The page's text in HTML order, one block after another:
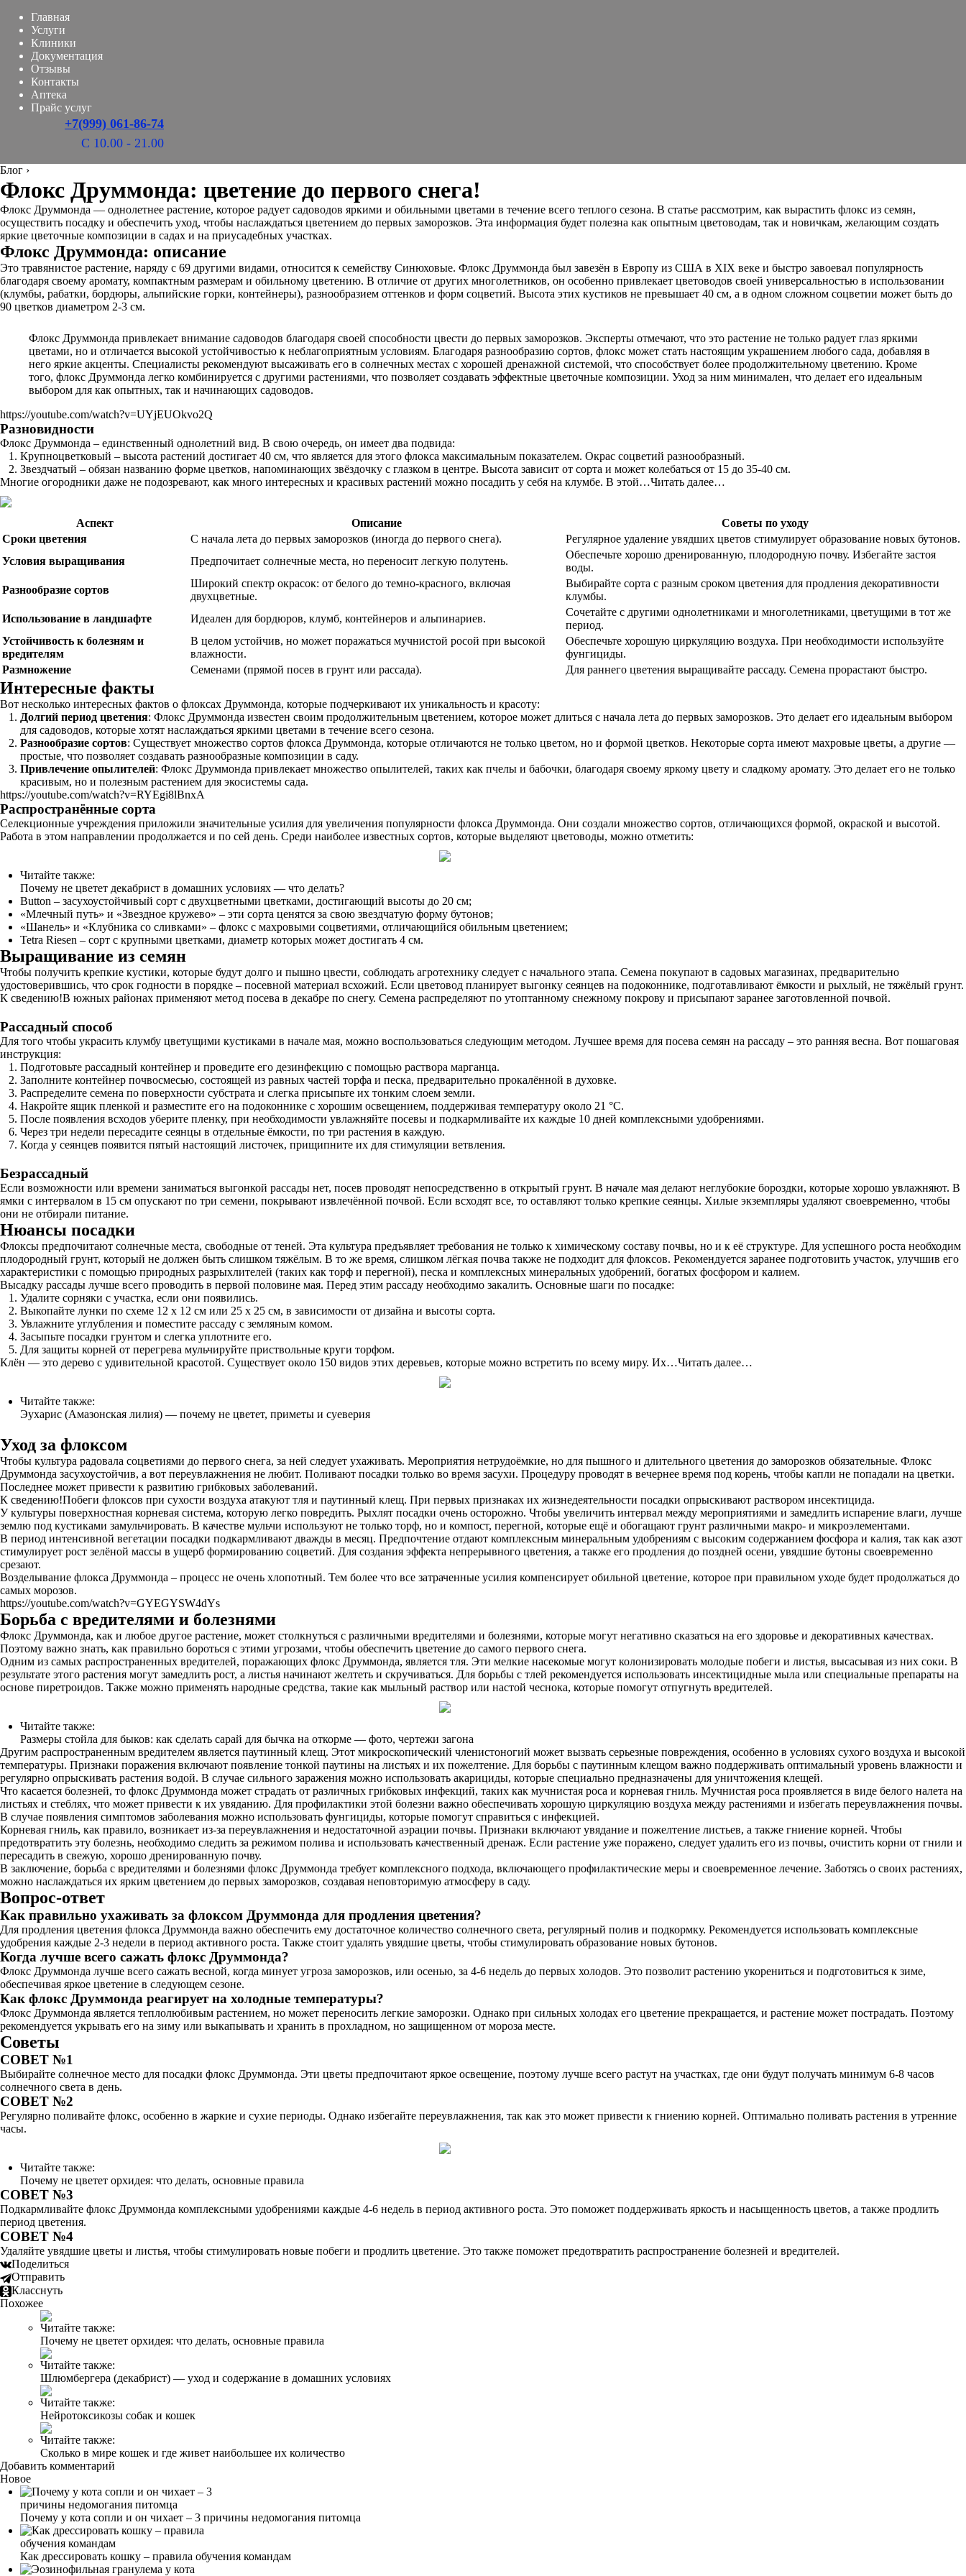
Главная
Услуги
Клиники
Документация
Отзывы
Контакты
Аптека
Прайс услуг
+7(999) 061-86-74
С 10.00 - 21.00
Блог ›
Флокс Друммонда: цветение до первого снега!
Флокс Друммонда — однолетнее растение, которое радует садоводов яркими и обильными цветами в течение всего теплого сезона. В статье рассмотрим, как вырастить флокс из семян,
осуществить посадку и обеспечить уход, чтобы наслаждаться цветением до первых заморозков. Эта информация будет полезна как опытным цветоводам, так и новичкам, желающим создать
яркие цветочные композиции в садах и на приусадебных участках.
Флокс Друммонда: описание
Это травянистое растение, наряду с 69 другими видами, относится к семейству Синюховые. Флокс Друммонда был завезён в Европу из США в XIX веке и быстро завоевал популярность
благодаря своему аромату, компактным размерам и обильному цветению. В отличие от других многолетников, он особенно привлекает цветоводов своей универсальностью в использовании
(клумбы, рабатки, бордюры, альпийские горки, контейнеры), разнообразием оттенков и форм соцветий. Высота этих кустиков не превышает 40 см, а в одном сложном соцветии может быть до
90 цветков диаметром 2-3 см.
Флокс Друммонда привлекает внимание садоводов благодаря своей способности цвести до первых заморозков. Эксперты отмечают, что это растение не только радует глаз яркими
цветами, но и отличается высокой устойчивостью к неблагоприятным условиям. Благодаря разнообразию сортов, флокс может стать настоящим украшением любого сада, добавляя в
него яркие акценты. Специалисты рекомендуют высаживать его в солнечных местах с хорошей дренажной системой, что способствует более продолжительному цветению. Кроме
того, флокс Друммонда легко комбинируется с другими растениями, что позволяет создавать эффектные цветочные композиции. Уход за ним минимален, что делает его идеальным
выбором для как опытных, так и начинающих садоводов.
https://youtube.com/watch?v=UYjEUOkvo2Q
Разновидности
Флокс Друммонда – единственный однолетний вид. В свою очередь, он имеет два подвида:
Крупноцветковый – высота растений достигает 40 см, что является для этого флокса максимальным показателем. Окрас соцветий разнообразный.
Звездчатый – обязан названию форме цветков, напоминающих звёздочку с глазком в центре. Высота зависит от сорта и может колебаться от 15 до 35-40 см.
Многие огородники даже не подозревают, как много интересных и красивых растений можно посадить у себя на клумбе. В этой…Читать далее…
Аспект Описание
Советы по уходу
Сроки цветения
С начала лета до первых заморозков (иногда до первого снега).
Регулярное удаление увядших цветов стимулирует образование новых бутонов.
Условия выращивания
Предпочитает солнечные места, но переносит легкую полутень.
Обеспечьте хорошо дренированную, плодородную почву. Избегайте застоя
воды.
Разнообразие сортов
Широкий спектр окрасок: от белого до темно-красного, включая
двухцветные.
Выбирайте сорта с разным сроком цветения для продления декоративности
клумбы.
Использование в ландшафте
Идеален для бордюров, клумб, контейнеров и альпинариев.
Сочетайте с другими однолетниками и многолетниками, цветущими в тот же
период.
Устойчивость к болезням и
вредителям
В целом устойчив, но может поражаться мучнистой росой при высокой
влажности.
Обеспечьте хорошую циркуляцию воздуха. При необходимости используйте
фунгициды.
Размножение
Семенами (прямой посев в грунт или рассада). Для раннего цветения выращивайте рассаду. Семена прорастают быстро.
Интересные факты
Вот несколько интересных фактов о флоксах Друммонда, которые подчеркивают их уникальность и красоту:
Долгий период цветения: Флокс Друммонда известен своим продолжительным цветением, которое может длиться с начала лета до первых заморозков. Это делает его идеальным выбором
для садоводов, которые хотят наслаждаться яркими цветами в течение всего сезона.
Разнообразие сортов: Существует множество сортов флокса Друммонда, которые отличаются не только цветом, но и формой цветков. Некоторые сорта имеют махровые цветы, а другие —
простые, что позволяет создавать разнообразные композиции в саду.
Привлечение опылителей: Флокс Друммонда привлекает множество опылителей, таких как пчелы и бабочки, благодаря своему яркому цвету и сладкому аромату. Это делает его не только
красивым, но и полезным растением для экосистемы сада.
https://youtube.com/watch?v=RYEgi8lBnxA
Распространённые сорта
Селекционные учреждения приложили значительные усилия для увеличения популярности флокса Друммонда. Они создали множество сортов, отличающихся формой, окраской и высотой.
Работа в этом направлении продолжается и по сей день. Среди наиболее известных сортов, которые выделяют цветоводы, можно отметить:
Читайте также:
Почему не цветет декабрист в домашних условиях — что делать?
Button – засухоустойчивый сорт с двухцветными цветками, достигающий высоты до 20 см;
«Млечный путь» и «Звездное кружево» – эти сорта ценятся за свою звездчатую форму бутонов;
«Шанель» и «Клубника со сливками» – флокс с махровыми соцветиями, отличающийся обильным цветением;
Tetra Riesen – сорт с крупными цветками, диаметр которых может достигать 4 см.
Выращивание из семян
Чтобы получить крепкие кустики, которые будут долго и пышно цвести, соблюдать агротехнику следует с начального этапа. Семена покупают в садовых магазинах, предварительно
удостоверившись, что срок годности в порядке – посевной материал всхожий. Если цветовод планирует выгонку сеянцев на подоконнике, подготавливают ёмкости и рыхлый, не тяжёлый грунт.
К сведению!В южных районах применяют метод посева в декабре по снегу. Семена распределяют по утоптанному снежному покрову и присыпают заранее заготовленной почвой.
Рассадный способ
Для того чтобы украсить клумбу цветущими кустиками в начале мая, можно воспользоваться следующим методом. Лучшее время для посева семян на рассаду – это ранняя весна. Вот пошаговая
инструкция:
Подготовьте рассадный контейнер и проведите его дезинфекцию с помощью раствора марганца.
Заполните контейнер почвосмесью, состоящей из равных частей торфа и песка, предварительно прокалённой в духовке.
Распределите семена по поверхности субстрата и слегка присыпьте их тонким слоем земли.
Накройте ящик пленкой и разместите его на подоконнике с хорошим освещением, поддерживая температуру около 21 °C.
После появления всходов уберите пленку, при необходимости увлажняйте посевы и подкармливайте их каждые 10 дней комплексными удобрениями.
Через три недели пересадите сеянцы в отдельные ёмкости, по три растения в каждую.
Когда у сеянцев появится пятый настоящий листочек, прищипните их для стимуляции ветвления.
Безрассадный
Если возможности или времени заниматься выгонкой рассады нет, посев проводят непосредственно в открытый грунт. В начале мая делают неглубокие бороздки, которые хорошо увлажняют. В
ямки с интервалом в 15 см опускают по три семени, покрывают извлечённой почвой. Если всходят все, то оставляют только крепкие сеянцы. Хилые экземпляры удаляют своевременно, чтобы
они не отбирали питание.
Нюансы посадки
Флоксы предпочитают солнечные места, свободные от теней. Эта культура предъявляет требования не только к химическому составу почвы, но и к её структуре. Для успешного роста необходим
плодородный грунт, который не должен быть слишком тяжёлым. В то же время, слишком лёгкая почва также не подходит для флоксов. Рекомендуется заранее подготовить участок, улучшив его
характеристики с помощью природных разрыхлителей (таких как торф и перегной), песка и комплексных минеральных удобрений, богатых фосфором и калием.
Высадку рассады лучше всего проводить в первой половине мая. Перед этим рассаду необходимо закалить. Основные шаги по посадке:
Удалите сорняки с участка, если они появились.
Выкопайте лунки по схеме 12 х 12 см или 25 х 25 см, в зависимости от дизайна и высоты сорта.
Увлажните углубления и поместите рассаду с земляным комом.
Засыпьте посадки грунтом и слегка уплотните его.
Для защиты корней от перегрева мульчируйте приствольные круги торфом.
Клён — это дерево с удивительной красотой. Существует около 150 видов этих деревьев, которые можно встретить по всему миру. Их…Читать далее…
Читайте также:
Эухарис (Амазонская лилия) — почему не цветет, приметы и суеверия
Уход за флоксом
Чтобы культура радовала соцветиями до первого снега, за ней следует ухаживать. Мероприятия нетрудоёмкие, но для пышного и длительного цветения до заморозков обязательные. Флокс
Друммонда засухоустойчив, а вот переувлажнения не любит. Поливают посадки только во время засухи. Процедуру проводят в вечернее время под корень, чтобы капли не попадали на цветки.
Последнее может привести к развитию грибковых заболеваний.
К сведению!Побеги флоксов при сухости воздуха атакуют тля и паутинный клещ. При первых признаках их жизнедеятельности посадки опрыскивают раствором инсектицида.
У культуры поверхностная корневая система, которую легко повредить. Рыхлят посадки очень осторожно. Чтобы увеличить интервал между мероприятиями и замедлить испарение влаги, лучше
землю под кустиками замульчировать. В качестве мульчи используют не только торф, но и компост, перегной, которые ещё и обогащают грунт различными макро- и микроэлементами.
В период интенсивной вегетации посадки подкармливают дважды в месяц. Предпочтение отдают комплексным минеральным удобрениям с высоким содержанием фосфора и калия, так как азот
стимулирует рост зелёной массы в ущерб формированию соцветий. Для создания эффекта непрерывного цветения, а также его продления до поздней осени, увядшие бутоны своевременно
срезают.
Возделывание флокса Друммонда – процесс не очень хлопотный. Тем более что все затраченные усилия компенсирует обильной цветение, которое при правильном уходе будет продолжаться до
самых морозов.
https://youtube.com/watch?v=GYEGYSW4dYs
Борьба с вредителями и болезнями
Флокс Друммонда, как и любое другое растение, может столкнуться с различными вредителями и болезнями, которые могут негативно сказаться на его здоровье и декоративных качествах.
Поэтому важно знать, как правильно бороться с этими угрозами, чтобы обеспечить цветение до самого первого снега.
Одним из самых распространенных вредителей, поражающих флокс Друммонда, является тля. Эти мелкие насекомые могут колонизировать молодые побеги и листья, высасывая из них соки. В
результате этого растения могут замедлить рост, а листья начинают желтеть и скручиваться. Для борьбы с тлей рекомендуется использовать инсектицидные мыла или специальные препараты на
основе пиретроидов. Также можно применять народные средства, такие как мыльный раствор или настой чеснока, которые помогут отпугнуть вредителей.
Читайте также:
Размеры стойла для быков: как сделать сарай для бычка на откорме — фото, чертежи загона
Другим распространенным вредителем является паутинный клещ. Этот микроскопический членистоногий может вызвать серьезные повреждения, особенно в условиях сухого воздуха и высокой
температуры. Признаки поражения включают появление тонкой паутины на листьях и их пожелтение. Для борьбы с паутинным клещом важно поддерживать оптимальный уровень влажности и
регулярно опрыскивать растения водой. В случае сильного заражения можно использовать акарициды, которые специально предназначены для уничтожения клещей.
Что касается болезней, то флокс Друммонда может страдать от различных грибковых инфекций, таких как мучнистая роса и корневая гниль. Мучнистая роса проявляется в виде белого налета на
листьях и стеблях, что может привести к их увяданию. Для профилактики этой болезни важно обеспечивать хорошую циркуляцию воздуха между растениями и избегать переувлажнения почвы.
В случае появления симптомов заболевания можно использовать фунгициды, которые помогут справиться с инфекцией.
Корневая гниль, как правило, возникает из-за переувлажнения и недостаточной аэрации почвы. Признаки включают увядание и пожелтение листьев, а также гниение корней. Чтобы
предотвратить эту болезнь, необходимо следить за режимом полива и использовать качественный дренаж. Если растение уже поражено, следует удалить его из почвы, очистить корни от гнили и
пересадить в свежую, хорошо дренированную почву.
В заключение, борьба с вредителями и болезнями флокс Друммонда требует комплексного подхода, включающего профилактические меры и своевременное лечение. Заботясь о своих растениях,
можно наслаждаться их ярким цветением до первых заморозков, создавая неповторимую атмосферу в саду.
Вопрос-ответ
Как правильно ухаживать за флоксом Друммонда для продления цветения?
Для продления цветения флокса Друммонда важно обеспечить ему достаточное количество солнечного света, регулярный полив и подкормку. Рекомендуется использовать комплексные
удобрения каждые 2-3 недели в период активного роста. Также стоит удалять увядшие цветы, чтобы стимулировать образование новых бутонов.
Когда лучше всего сажать флокс Друммонда?
Флокс Друммонда лучше всего сажать весной, когда минует угроза заморозков, или осенью, за 4-6 недель до первых холодов. Это позволит растению укорениться и подготовиться к зиме,
обеспечивая яркое цветение в следующем сезоне.
Как флокс Друммонда реагирует на холодные температуры?
Флокс Друммонда является теплолюбивым растением, но может переносить легкие заморозки. Однако при сильных холодах его цветение прекращается, и растение может пострадать. Поэтому
рекомендуется укрывать его на зиму или выкапывать и хранить в прохладном, но защищенном от мороза месте.
Советы
СОВЕТ №1
Выбирайте солнечное место для посадки флокс Друммонда. Эти цветы предпочитают яркое освещение, поэтому лучше всего растут на участках, где они будут получать минимум 6-8 часов
солнечного света в день.
СОВЕТ №2
Регулярно поливайте флокс, особенно в жаркие и сухие периоды. Однако избегайте переувлажнения, так как это может привести к гниению корней. Оптимально поливать растения в утренние
часы.
Читайте также:
Почему не цветет орхидея: что делать, основные правила
СОВЕТ №3
Подкармливайте флокс Друммонда комплексными удобрениями каждые 4-6 недель в период активного роста. Это поможет поддерживать яркость и насыщенность цветов, а также продлить
период цветения.
СОВЕТ №4
Удаляйте увядшие цветы и листья, чтобы стимулировать новые побеги и продлить цветение. Это также поможет предотвратить распространение болезней и вредителей.
Поделиться
Отправить
Класснуть
Похожее
Читайте также:
Почему не цветет орхидея: что делать, основные правила
Читайте также:
Шлюмбергера (декабрист) — уход и содержание в домашних условиях
Читайте также:
Нейротоксикозы собак и кошек
Читайте также:
Сколько в мире кошек и где живет наибольшее их количество
Добавить комментарий
Новое
Почему у кота сопли и он чихает – 3 причины недомогания питомца
Как дрессировать кошку – правила обучения командам